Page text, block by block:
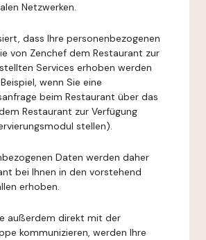
Netzwerken.
dass Ihre personenbezogenen
von Zenchef dem Restaurant zur
Services erhoben werden
wenn Sie eine
beim Restaurant über das
Restaurant zur Verfügung
stellen).
Daten werden daher
bei Ihnen in den vorstehend
erhoben.
außerdem direkt mit der
kommunizieren, werden Ihre